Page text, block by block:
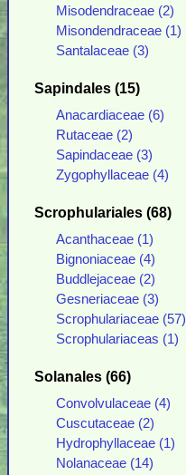
Misodendraceae (2)
Misondendraceae (1)
Santalaceae (3)
Sapindales (15)
Anacardiaceae (6)
Rutaceae (2)
Sapindaceae (3)
Zygophyllaceae (4)
Scrophulariales (68)
Acanthaceae (1)
Bignoniaceae (4)
Buddlejaceae (2)
Gesneriaceae (3)
Scrophulariaceae (57)
Scrophulariaceas (1)
Solanales (66)
Convolvulaceae (4)
Cuscutaceae (2)
Hydrophyllaceae (1)
Nolanaceae (14)